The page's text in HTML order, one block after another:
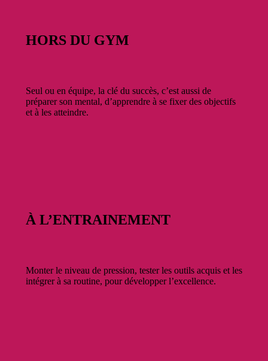
HORS DU GYM
Seul ou en équipe, la clé du succès, c’est aussi de
préparer son mental, d’apprendre à se fixer des objectifs
et à les atteindre.
À L’ENTRAINEMENT
Monter le niveau de pression, tester les outils acquis et les
intégrer à sa routine, pour développer l’excellence.